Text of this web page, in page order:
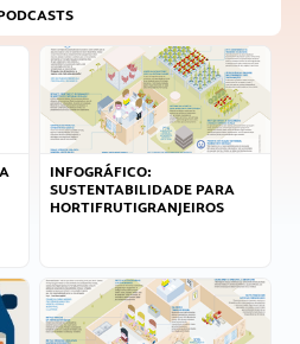
INFOGRÁFICO:
SUSTENTABILIDADE PARA
HORTIFRUTIGRANJEIROS